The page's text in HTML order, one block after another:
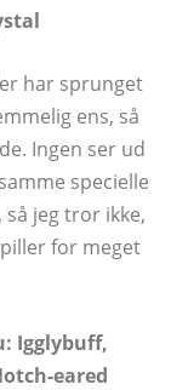
har sprunget
ens, så
Ingen ser ud
specielle
jeg tror ikke,
for meget
Igglybuff,
eared